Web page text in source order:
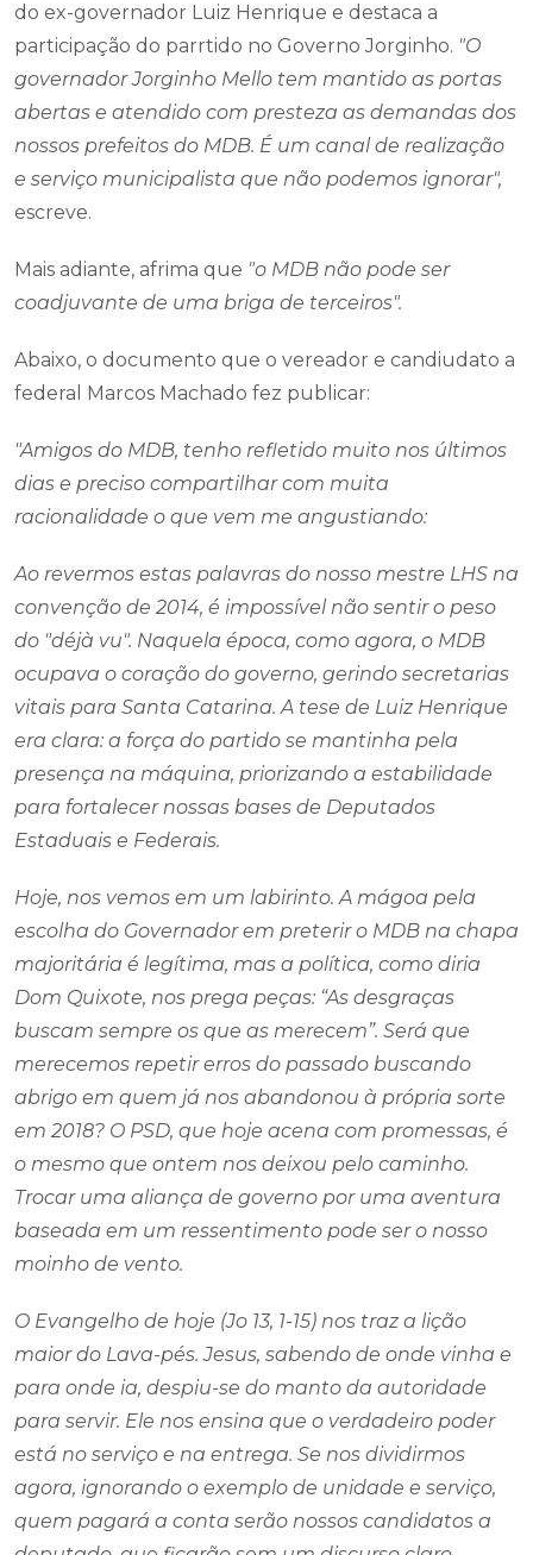
do ex-governador Luiz Henrique e destaca a
participação do parrtido no Governo Jorginho. "O
governador Jorginho Mello tem mantido as portas
abertas e atendido com presteza as demandas dos
nossos prefeitos do MDB. É um canal de realização
e serviço municipalista que não podemos ignorar",
escreve.
Mais adiante, afrima que "o MDB não pode ser
coadjuvante de uma briga de terceiros".
Abaixo, o documento que o vereador e candiudato a
federal Marcos Machado fez publicar:
"Amigos do MDB, tenho refletido muito nos últimos
dias e preciso compartilhar com muita
racionalidade o que vem me angustiando:
Ao revermos estas palavras do nosso mestre LHS na
convenção de 2014, é impossível não sentir o peso
do "déjà vu". Naquela época, como agora, o MDB
ocupava o coração do governo, gerindo secretarias
vitais para Santa Catarina. A tese de Luiz Henrique
era clara: a força do partido se mantinha pela
presença na máquina, priorizando a estabilidade
para fortalecer nossas bases de Deputados
Estaduais e Federais.
Hoje, nos vemos em um labirinto. A mágoa pela
escolha do Governador em preterir o MDB na chapa
majoritária é legítima, mas a política, como diria
Dom Quixote, nos prega peças: “As desgraças
buscam sempre os que as merecem”. Será que
merecemos repetir erros do passado buscando
abrigo em quem já nos abandonou à própria sorte
em 2018? O PSD, que hoje acena com promessas, é
o mesmo que ontem nos deixou pelo caminho.
Trocar uma aliança de governo por uma aventura
baseada em um ressentimento pode ser o nosso
moinho de vento.
O Evangelho de hoje (Jo 13, 1-15) nos traz a lição
maior do Lava-pés. Jesus, sabendo de onde vinha e
para onde ia, despiu-se do manto da autoridade
para servir. Ele nos ensina que o verdadeiro poder
está no serviço e na entrega. Se nos dividirmos
agora, ignorando o exemplo de unidade e serviço,
quem pagará a conta serão nossos candidatos a